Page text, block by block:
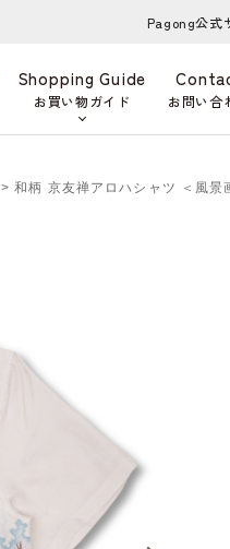
Pagong公式
Shopping Guide
お買い物ガイド お問い合
> 和柄 京友禅アロハシャツ ＜風景